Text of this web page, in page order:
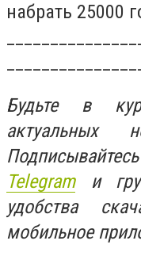
набрать 25000
Будьте в
актуальных
Telegramи
удобства
мобильное